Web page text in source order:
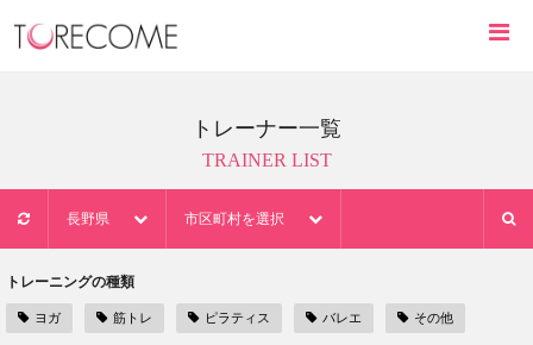
トレーナー一覧
TRAINER LIST
長野県 市区町村を選択
トレーニングの種類
ヨガ 筋トレ ピラティス バレエ その他